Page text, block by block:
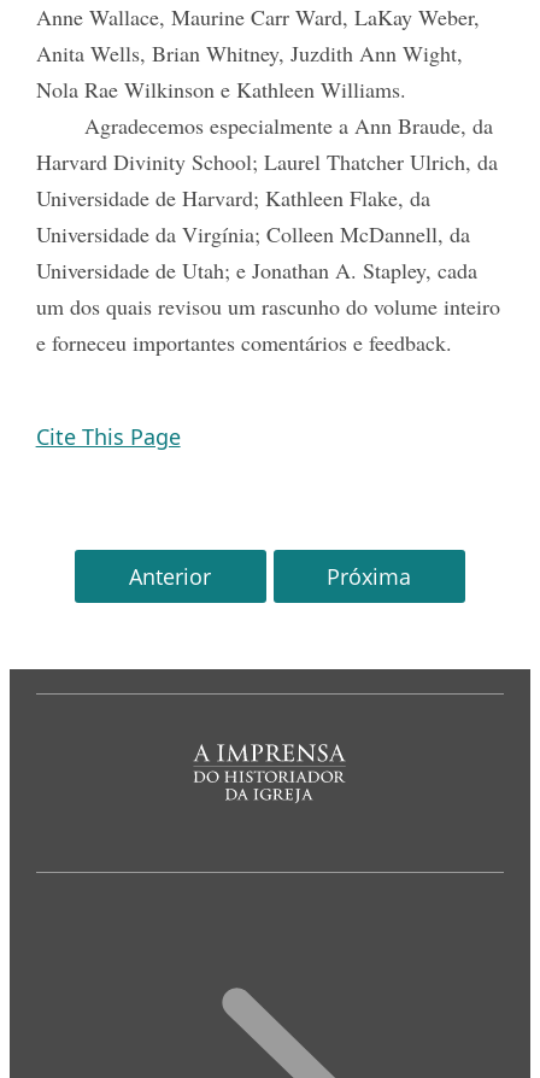
Anne Wallace, Maurine Carr Ward, LaKay Weber,
Anita Wells, Brian Whitney, Juzdith Ann Wight,
Nola Rae Wilkinson e Kathleen Williams.
Agradecemos especialmente a Ann Braude, da
Harvard Divinity School; Laurel Thatcher Ulrich, da
Universidade de Harvard; Kathleen Flake, da
Universidade da Virgínia; Colleen McDannell, da
Universidade de Utah; e Jonathan A. Stapley, cada
um dos quais revisou um rascunho do volume inteiro
e forneceu importantes comentários e feedback.
Cite This Page
Anterior Próxima